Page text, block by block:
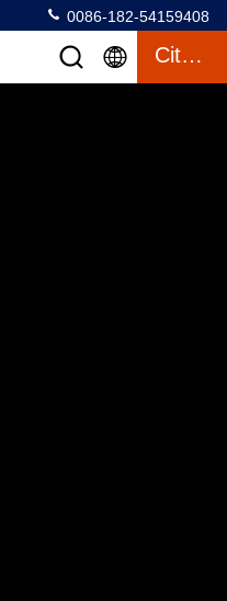
0086-182-54159408
Citation